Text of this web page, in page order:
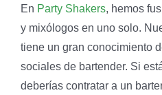
En Party Shakers, hemos
y mixólogos en uno solo.
tiene un gran conocimiento
sociales de bartender. Si
deberías contratar a un